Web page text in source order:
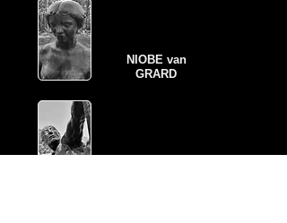
NIOBE van
GRARD